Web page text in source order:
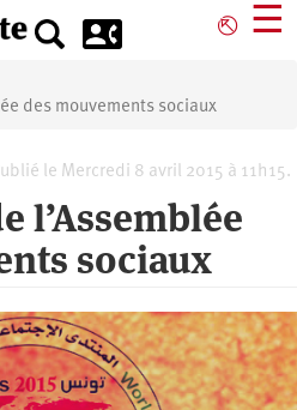
⎋ ☰
des mouvements sociaux
le Mercredi 8 avril 2015 à 11h15.
l’Assemblée
sociaux